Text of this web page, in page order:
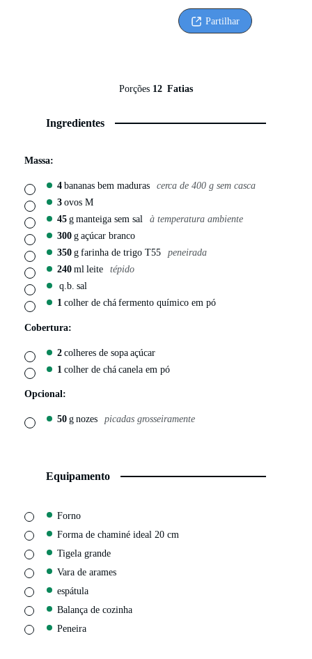
Partilhar
Porções 12 Fatias
Ingredientes
Massa:
▢ 4bananas bem maduras cerca de 400 g sem casca
▢ 3ovos M
▢ 45gmanteiga sem sal à temperatura ambiente
▢ 300gaçúcar branco
▢ 350gfarinha de trigo T55 peneirada
▢ 240mlleite tépido
▢ q.b. sal
▢ 1colher de cháfermento químico em pó
Cobertura:
▢ 2colheres de sopaaçúcar
▢ 1 colher de chácanela em pó
Opcional:
▢ 50gnozes picadas grosseiramente
Equipamento
▢ Forno
▢ Forma de chaminé ideal 20 cm
▢ Tigela grande
▢ Vara de arames
▢ espátula
▢ Balança de cozinha
▢ Peneira